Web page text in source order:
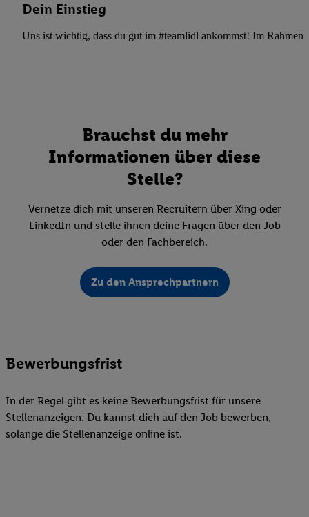
Dein Einstieg
Uns ist wichtig, dass du gut im #teamlidl ankommst! Im Rahmen
Brauchst du mehr
Informationen über diese
Stelle?
Vernetze dich mit unseren Recruitern über Xing oder
LinkedIn und stelle ihnen deine Fragen über den Job
oder den Fachbereich.
Zu den Ansprechpartnern
Bewerbungsfrist
In der Regel gibt es keine Bewerbungsfrist für unsere
Stellenanzeigen. Du kannst dich auf den Job bewerben,
solange die Stellenanzeige online ist.